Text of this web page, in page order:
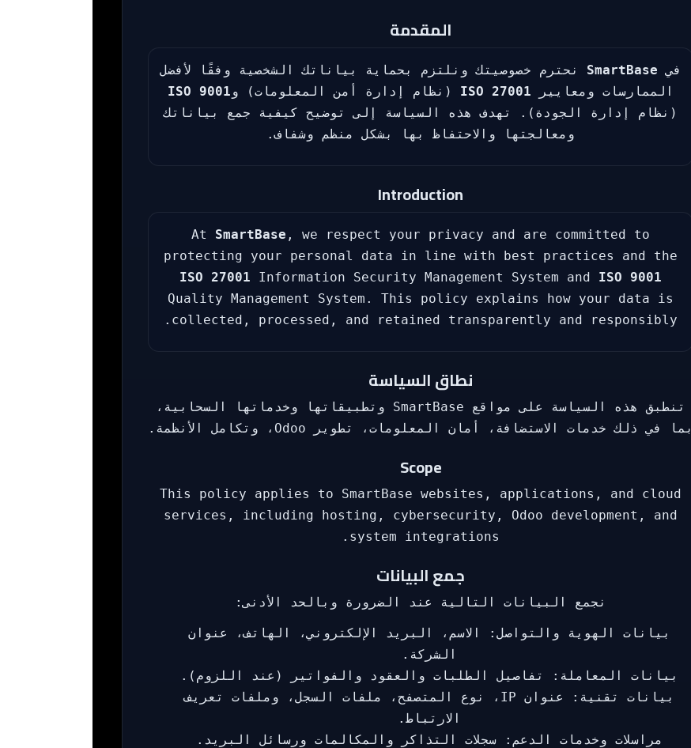
المقدمة
في SmartBase نحترم خصوصيتك ونلتزم بحماية بياناتك الشخصية وفقًا لأفضل
الممارسات ومعايير ISO 27001 (نظام إدارة أمن المعلومات) و ISO 9001
(نظام إدارة الجودة). تهدف هذه السياسة إلى توضيح كيفية جمع بياناتك
ومعالجتها والاحتفاظ بها بشكل منظم وشفاف.
Introduction
At SmartBase , we respect your privacy and are committed to
protecting your personal data in line with best practices and the
ISO 27001 Information Security Management System and ISO 9001
Quality Management System. This policy explains how your data is
collected, processed, and retained transparently and responsibly.
نطاق السياسة
تنطبق هذه السياسة على مواقع SmartBase وتطبيقاتها وخدماتها السحابية،
بما في ذلك خدمات الاستضافة، أمان المعلومات، تطوير Odoo، وتكامل الأنظمة.
Scope
This policy applies to SmartBase websites, applications, and cloud
services, including hosting, cybersecurity, Odoo development, and
system integrations.
جمع البيانات
نجمع البيانات التالية عند الضرورة وبالحد الأدنى:
بيانات الهوية والتواصل: الاسم، البريد الإلكتروني، الهاتف، عنوان
الشركة.
بيانات المعاملة: تفاصيل الطلبات والعقود والفواتير (عند اللزوم).
بيانات تقنية: عنوان IP، نوع المتصفح، ملفات السجل، وملفات تعريف
الارتباط.
مراسلات وخدمات الدعم: سجلات التذاكر والمكالمات ورسائل البريد.